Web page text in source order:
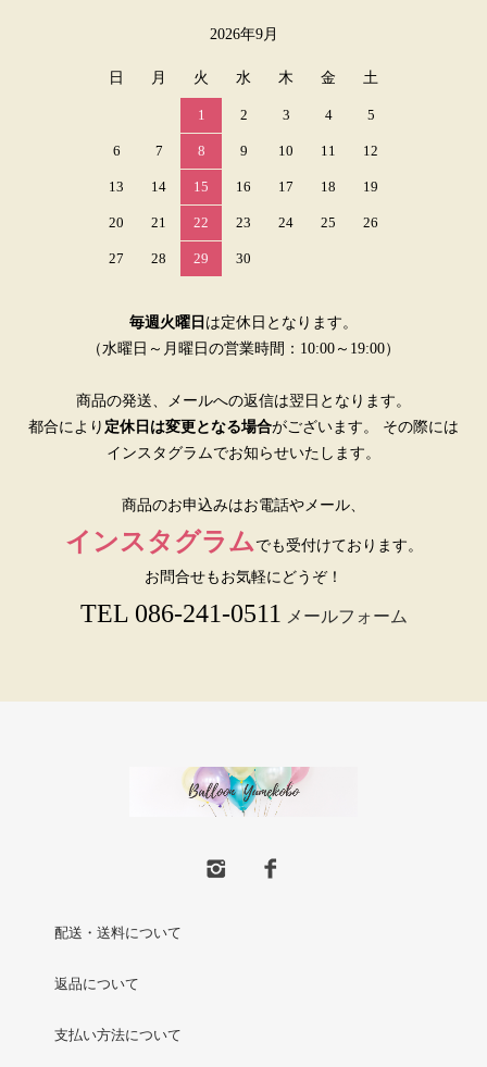
2026年9月
日 月 火 水 木 金 土
1 2 3 4 5
6 7 8 9 10 11 12
13 14 15 16 17 18 19
20 21 22 23 24 25 26
27 28 29 30
毎週火曜日 は定休日となります。
（水曜日～月曜日の営業時間：10:00～19:00）
商品の発送、メールへの返信は翌日となります。
都合により 定休日は変更となる場合がございます。 その際には
インスタグラムでお知らせいたします。
商品のお申込みはお電話やメール、
インスタグラム でも受付けております。
お問合せもお気軽にどうぞ！
TEL 086-241-0511 メールフォーム
配送・送料について
返品について
支払い方法について